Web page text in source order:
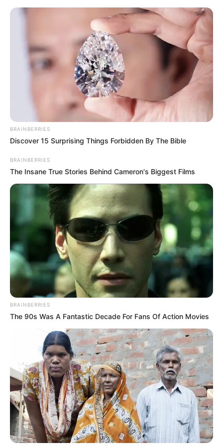
MENU
ET
WIDGETS
PRIX AUX COURSES LES
JEUNES QUINTE PMU 17-10-
2022
Lundi 17 Octobre 2022 à CLAIREFONTAINE dans la
Réunion n°1 à 13h50 – PRIX AUX COURSES LES
JEUNES (PRIX DES EQUIDAYS) – Plat – 2400 mètres.
BRAINBERRIES
Discover 15 Surprising Things Forbidden By The Bible
BRAINBERRIES
The Insane True Stories Behind Cameron's Biggest Films
BRAINBERRIES
The 90s Was A Fantastic Decade For Fans Of Action Movies